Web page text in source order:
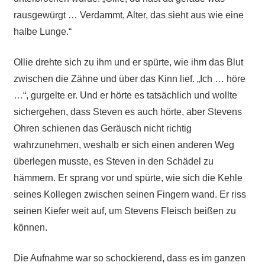
rausgewürgt … Verdammt, Alter, das sieht aus wie eine
halbe Lunge.“
Ollie drehte sich zu ihm und er spürte, wie ihm das Blut
zwischen die Zähne und über das Kinn lief. „Ich … höre
…“, gurgelte er. Und er hörte es tatsächlich und wollte
sichergehen, dass Steven es auch hörte, aber Stevens
Ohren schienen das Geräusch nicht richtig
wahrzunehmen, weshalb er sich einen anderen Weg
überlegen musste, es Steven in den Schädel zu
hämmern. Er sprang vor und spürte, wie sich die Kehle
seines Kollegen zwischen seinen Fingern wand. Er riss
seinen Kiefer weit auf, um Stevens Fleisch beißen zu
können.
Die Aufnahme war so schockierend, dass es im ganzen